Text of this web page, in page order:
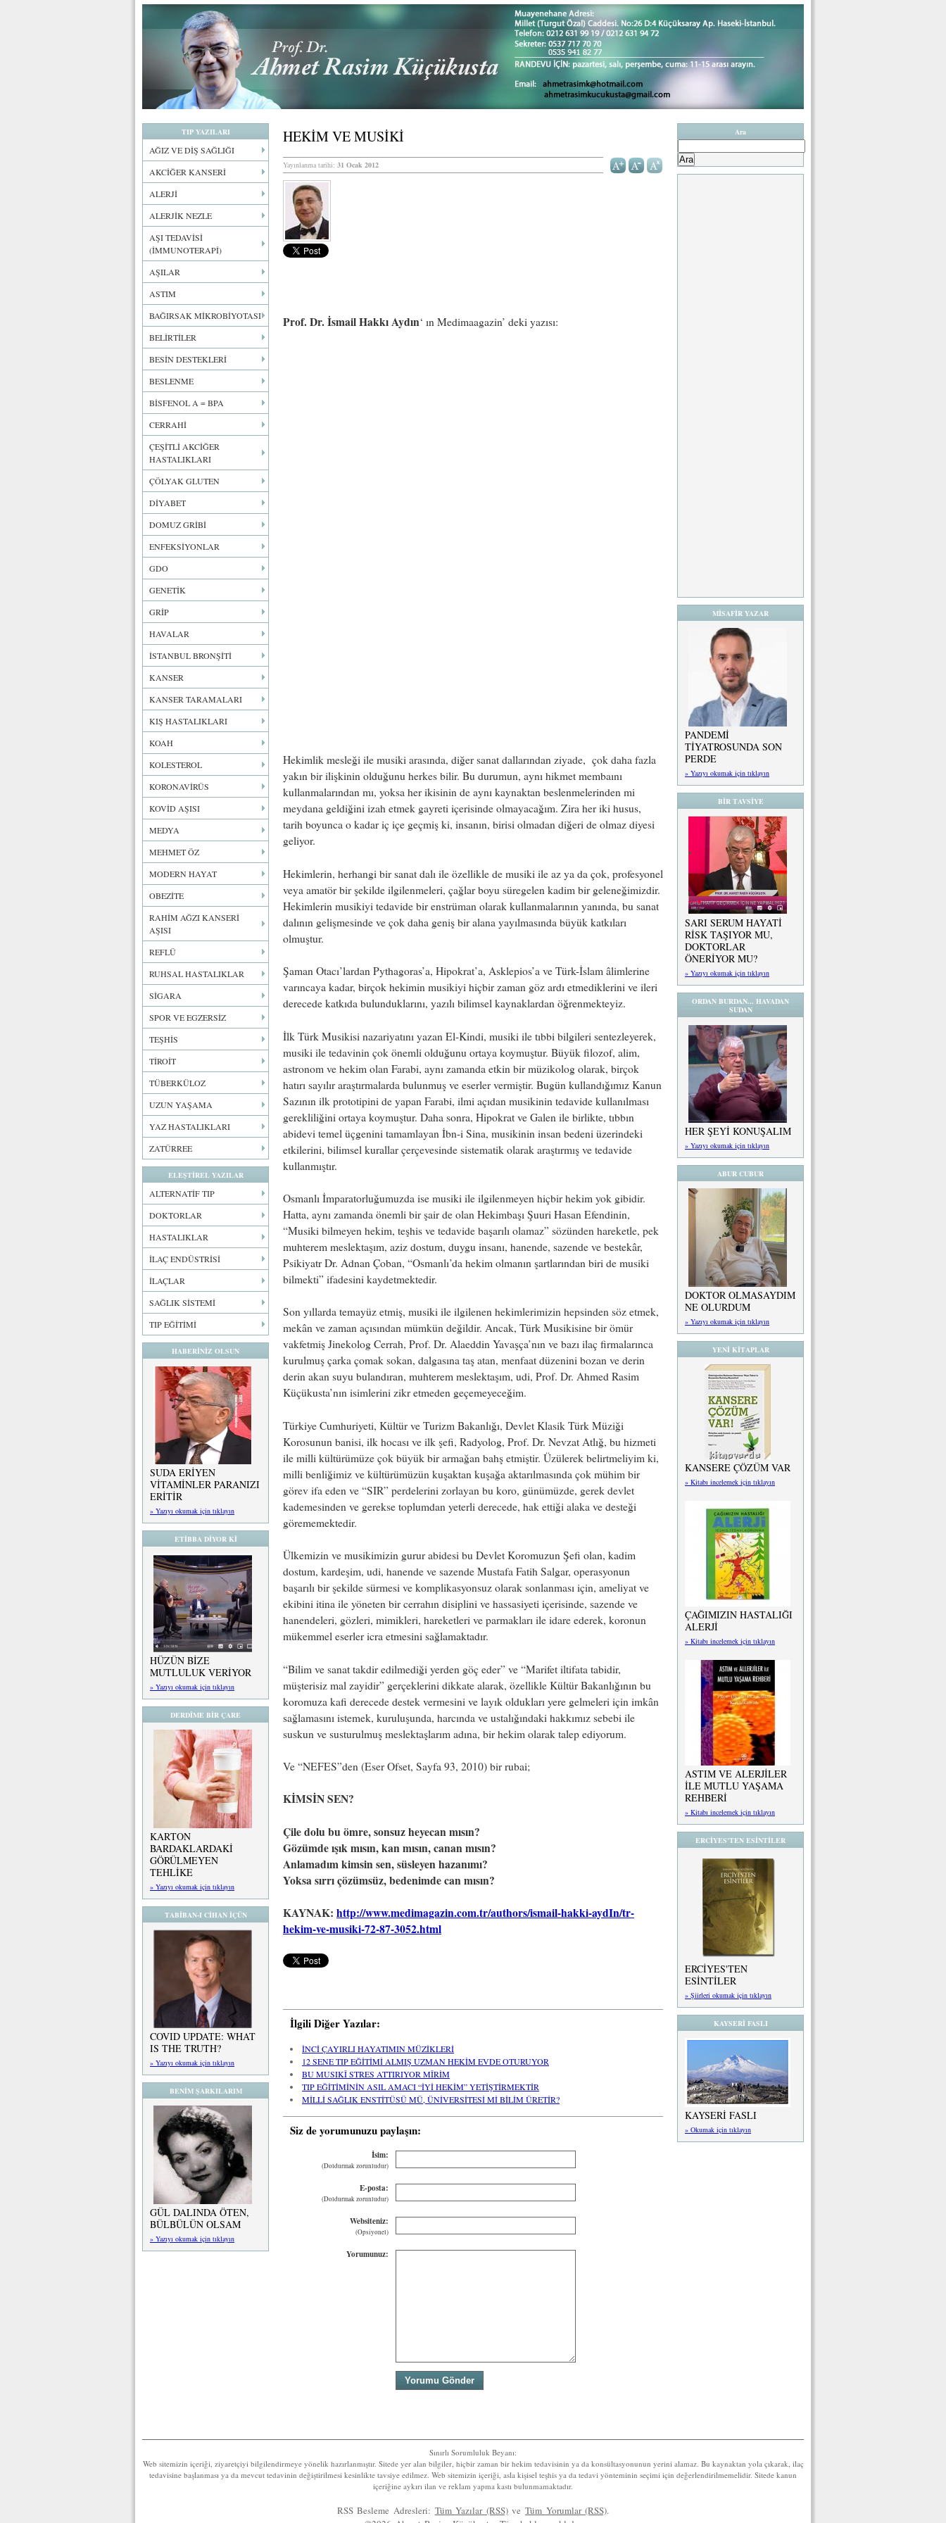
TIP YAZILARI
AĞIZ VE DİŞ SAĞLIĞI
AKCİĞER KANSERİ
ALERJİ
ALERJİK NEZLE
AŞI TEDAVİSİ
(İMMUNOTERAPİ)
AŞILAR
ASTIM
BAĞIRSAK MİKROBİYOTASI
BELİRTİLER
BESİN DESTEKLERİ
BESLENME
BİSFENOL A = BPA
CERRAHİ
ÇEŞİTLİ AKCİĞER
HASTALIKLARI
ÇÖLYAK GLUTEN
DİYABET
DOMUZ GRİBİ
ENFEKSİYONLAR
GDO
GENETİK
GRİP
HAVALAR
İSTANBUL BRONŞİTİ
KANSER
KANSER TARAMALARI
KIŞ HASTALIKLARI
KOAH
KOLESTEROL
KORONAVİRÜS
KOVİD AŞISI
MEDYA
MEHMET ÖZ
MODERN HAYAT
OBEZİTE
RAHİM AĞZI KANSERİ
AŞISI
REFLÜ
RUHSAL HASTALIKLAR
SİGARA
SPOR VE EGZERSİZ
TEŞHİS
TİROİT
TÜBERKÜLOZ
UZUN YAŞAMA
YAZ HASTALIKLARI
ZATÜRREE
ELEŞTİREL YAZILAR
ALTERNATİF TIP
DOKTORLAR
HASTALIKLAR
İLAÇ ENDÜSTRİSİ
İLAÇLAR
SAĞLIK SİSTEMİ
TIP EĞİTİMİ
HABERİNİZ OLSUN
SUDA ERİYEN
VİTAMİNLER PARANIZI
ERİTİR
» Yazıyı okumak için tıklayın
ETİBBA DİYOR Kİ
HÜZÜN BİZE
MUTLULUK VERİYOR
» Yazıyı okumak için tıklayın
DERDİME BİR ÇARE
KARTON
BARDAKLARDAKİ
GÖRÜLMEYEN
TEHLİKE
» Yazıyı okumak için tıklayın
TABİBAN-I CİHAN İÇÜN
COVID UPDATE: WHAT
IS THE TRUTH?
» Yazıyı okumak için tıklayın
BENİM ŞARKILARIM
GÜL DALINDA ÖTEN,
BÜLBÜLÜN OLSAM
» Yazıyı okumak için tıklayın
HEKİM VE MUSİKİ
Yayınlanma tarihi: 31 Ocak 2012
Prof. Dr. İsmail Hakkı Aydın‘ ın Medimaagazin’ deki yazısı:
Hekimlik mesleği ile musiki arasında, diğer sanat dallarından ziyade, çok daha fazla
yakın bir ilişkinin olduğunu herkes bilir. Bu durumun, aynı hikmet membaını
kullanmalarından mı, yoksa her ikisinin de aynı kaynaktan beslenmelerinden mi
meydana geldiğini izah etmek gayreti içerisinde olmayacağım. Zira her iki husus,
tarih boyunca o kadar iç içe geçmiş ki, insanın, birisi olmadan diğeri de olmaz diyesi
geliyor.
Hekimlerin, herhangi bir sanat dalı ile özellikle de musiki ile az ya da çok, profesyonel
veya amatör bir şekilde ilgilenmeleri, çağlar boyu süregelen kadim bir geleneğimizdir.
Hekimlerin musikiyi tedavide bir enstrüman olarak kullanmalarının yanında, bu sanat
dalının gelişmesinde ve çok daha geniş bir alana yayılmasında büyük katkıları
olmuştur.
Şaman Otacı’lardan Pythagoras’a, Hipokrat’a, Asklepios’a ve Türk-İslam âlimlerine
varıncaya kadar, birçok hekimin musikiyi hiçbir zaman göz ardı etmediklerini ve ileri
derecede katkıda bulunduklarını, yazılı bilimsel kaynaklardan öğrenmekteyiz.
İlk Türk Musikisi nazariyatını yazan El-Kindi, musiki ile tıbbi bilgileri sentezleyerek,
musiki ile tedavinin çok önemli olduğunu ortaya koymuştur. Büyük filozof, alim,
astronom ve hekim olan Farabi, aynı zamanda etkin bir müzikolog olarak, birçok
hatırı sayılır araştırmalarda bulunmuş ve eserler vermiştir. Bugün kullandığımız Kanun
Sazının ilk prototipini de yapan Farabi, ilmi açıdan musikinin tedavide kullanılması
gerekliliğini ortaya koymuştur. Daha sonra, Hipokrat ve Galen ile birlikte, tıbbın
abidevi temel üçgenini tamamlayan İbn-i Sina, musikinin insan bedeni üzerindeki
etkilerini, bilimsel kurallar çerçevesinde sistematik olarak araştırmış ve tedavide
kullanmıştır.
Osmanlı İmparatorluğumuzda ise musiki ile ilgilenmeyen hiçbir hekim yok gibidir.
Hatta, aynı zamanda önemli bir şair de olan Hekimbaşı Şuuri Hasan Efendinin,
“Musiki bilmeyen hekim, teşhis ve tedavide başarılı olamaz” sözünden hareketle, pek
muhterem meslektaşım, aziz dostum, duygu insanı, hanende, sazende ve bestekâr,
Psikiyatr Dr. Adnan Çoban, “Osmanlı’da hekim olmanın şartlarından biri de musiki
bilmekti” ifadesini kaydetmektedir.
Son yıllarda temayüz etmiş, musiki ile ilgilenen hekimlerimizin hepsinden söz etmek,
mekân ve zaman açısından mümkün değildir. Ancak, Türk Musikisine bir ömür
vakfetmiş Jinekolog Cerrah, Prof. Dr. Alaeddin Yavaşça’nın ve bazı ilaç firmalarınca
kurulmuş çarka çomak sokan, dalgasına taş atan, menfaat düzenini bozan ve derin
derin akan suyu bulandıran, muhterem meslektaşım, udi, Prof. Dr. Ahmed Rasim
Küçükusta’nın isimlerini zikr etmeden geçemeyeceğim.
Türkiye Cumhuriyeti, Kültür ve Turizm Bakanlığı, Devlet Klasik Türk Müziği
Korosunun banisi, ilk hocası ve ilk şefi, Radyolog, Prof. Dr. Nevzat Atlığ, bu hizmeti
ile milli kültürümüze çok büyük bir armağan bahş etmiştir. Üzülerek belirtmeliyim ki,
milli benliğimiz ve kültürümüzün kuşaktan kuşağa aktarılmasında çok mühim bir
görev ifa eden ve “SIR” perdelerini zorlayan bu koro, günümüzde, gerek devlet
kademesinden ve gerekse toplumdan yeterli derecede, hak ettiği alaka ve desteği
görememektedir.
Ülkemizin ve musikimizin gurur abidesi bu Devlet Koromuzun Şefi olan, kadim
dostum, kardeşim, udi, hanende ve sazende Mustafa Fatih Salgar, operasyonun
başarılı bir şekilde sürmesi ve komplikasyonsuz olarak sonlanması için, ameliyat ve
ekibini itina ile yöneten bir cerrahın disiplini ve hassasiyeti içerisinde, sazende ve
hanendeleri, gözleri, mimikleri, hareketleri ve parmakları ile idare ederek, koronun
mükemmel eserler icra etmesini sağlamaktadır.
“Bilim ve sanat takdir edilmediği yerden göç eder” ve “Marifet iltifata tabidir,
müşterisiz mal zayidir” gerçeklerini dikkate alarak, özellikle Kültür Bakanlığının bu
koromuza kafi derecede destek vermesini ve layık oldukları yere gelmeleri için imkân
sağlamasını istemek, kuruluşunda, harcında ve ustalığındaki hakkımız sebebi ile
suskun ve susturulmuş meslektaşlarım adına, bir hekim olarak talep ediyorum.
Ve “NEFES”den (Eser Ofset, Sayfa 93, 2010) bir rubai;
KİMSİN SEN?
Çile dolu bu ömre, sonsuz heyecan mısın?
Gözümde ışık mısın, kan mısın, canan mısın?
Anlamadım kimsin sen, süsleyen hazanımı?
Yoksa sırrı çözümsüz, bedenimde can mısın?
KAYNAK: http://www.medimagazin.com.tr/authors/ismail-hakki-aydIn/tr-
hekim-ve-musiki-72-87-3052.html
İlgili Diğer Yazılar:
İNCİ ÇAYIRLI HAYATIMIN MÜZİKLERİ
12 SENE TIP EĞİTİMİ ALMIŞ UZMAN HEKİM EVDE OTURUYOR
BU MUSIKÎ STRES ATTIRIYOR MÎRİM
TIP EĞİTİMİNİN ASIL AMACI “İYİ HEKİM” YETİŞTİRMEKTİR
MİLLİ SAĞLIK ENSTİTÜSÜ MÜ, ÜNİVERSİTESİ Mİ BİLİM ÜRETİR?
Siz de yorumunuzu paylaşın:
İsim:
(Doldurmak zorunludur)
E-posta:
(Doldurmak zorunludur)
Websiteniz:
(Opsiyonel)
Yorumunuz:
Ara
MİSAFİR YAZAR
PANDEMİ
TİYATROSUNDA SON
PERDE
» Yazıyı okumak için tıklayın
BİR TAVSİYE
SARI SERUM HAYATİ
RİSK TAŞIYOR MU,
DOKTORLAR
ÖNERİYOR MU?
» Yazıyı okumak için tıklayın
ORDAN BURDAN... HAVADAN
SUDAN
HER ŞEYİ KONUŞALIM
» Yazıyı okumak için tıklayın
ABUR CUBUR
DOKTOR OLMASAYDIM
NE OLURDUM
» Yazıyı okumak için tıklayın
YENİ KİTAPLAR
KANSERE ÇÖZÜM VAR
» Kitabı incelemek için tıklayın
ÇAĞIMIZIN HASTALIĞI
ALERJİ
» Kitabı incelemek için tıklayın
ASTIM VE ALERJİLER
İLE MUTLU YAŞAMA
REHBERİ
» Kitabı incelemek için tıklayın
ERCİYES'TEN ESİNTİLER
ERCİYES'TEN
ESİNTİLER
» Şiirleri okumak için tıklayın
KAYSERİ FASLI
KAYSERİ FASLI
» Okumak için tıklayın
Sınırlı Sorumluluk Beyanı:
Web sitemizin içeriği, ziyaretçiyi bilgilendirmeye yönelik hazırlanmıştır. Sitede yer alan bilgiler, hiçbir zaman bir hekim tedavisinin ya da konsültasyonunun yerini alamaz. Bu kaynaktan yola çıkarak, ilaç
tedavisine başlanması ya da mevcut tedavinin değiştirilmesi kesinlikte tavsiye edilmez. Web sitemizin içeriği, asla kişisel teşhis ya da tedavi yönteminin seçimi için değerlendirilmemelidir. Sitede kanun
içeriğine aykırı ilan ve reklam yapma kastı bulunmamaktadır.
RSS Besleme Adresleri: Tüm Yazılar (RSS)ve Tüm Yorumlar (RSS).